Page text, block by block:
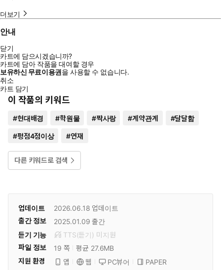
더보기
안내
닫기
카트에 담으시겠습니까?
카트에 담아 작품을 대여할 경우
보유하신 무료이용권을 사용할 수 없습니다.
취소
카트 담기
이 작품의 키워드
#현대배경 #학원물 #짝사랑 #계약관계 #달달함
#평점4점이상 #연재
다른 키워드로 검색
업데이트 2026.06.18 업데이트
출간 정보
2025.01.09 출간
듣기 기능
TTS(듣기) 미 지원
파일 정보
19 쪽
평균 27.6MB
지원 환경
앱 웹 PC뷰어
PAPER